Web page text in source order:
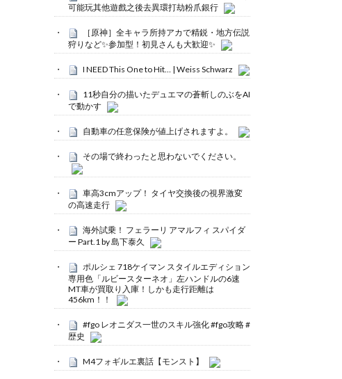
可能玩其他遊戲之後去異環打劫粉爪銀行
［原神］全キャラ所持アカで精鋭・地方伝説
狩りなど✨参加型！初見さんも大歓迎✨
I NEED This One to Hit… | Weiss Schwarz
11秒自分の描いたデュエマの蒼斬しのぶをAI
で動かす
自動車の任意保険が値上げされますよ。
その場で終わったと思わないでください。
車高3cmアップ！ タイヤ交換後の視界激変
の高速走行
海外試乗！ フェラーリ アマルフィ スパイダ
ー Part.1 by 島下泰久
ポルシェ 718ケイマン スタイルエディション
専用色「ルビースターネオ」左ハンドルの6速
MT車が買取り入庫！しかも走行距離は
456km！！
#fgo レオニダス一世のスキル強化 #fgo攻略 #
歴史
M4フォギルエ裏話【モンスト】